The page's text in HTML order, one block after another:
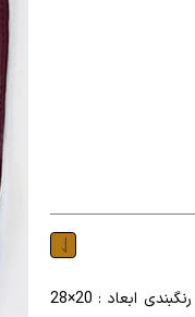
کیف دوشی جنس : برزنتی رنگ : در سه رنگبندی ابعاد : 20×28